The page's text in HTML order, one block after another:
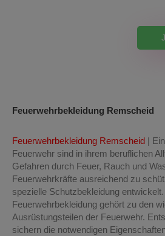
Feuerwehrbekleidung Remscheid
Feuerwehrbekleidung Remscheid
|
Feuerwehr sind in ihrem beruflichen
Gefahren durch Feuer, Rauch und
Feuerwehrkräfte ausreichend zu
spezielle Schutzbekleidung
Feuerwehrbekleidung gehört zu den
Ausrüstungsteilen der Feuerwehr.
sichern die notwendigen